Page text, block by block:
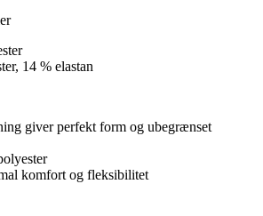
14 % elastan
giver perfekt form og ubegrænset
komfort og fleksibilitet